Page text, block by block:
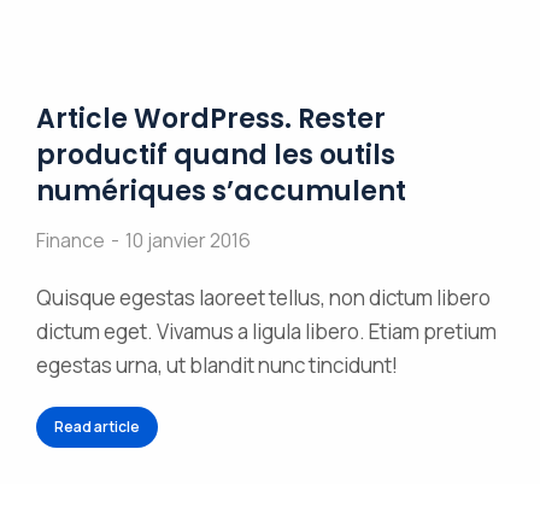
Article WordPress. Rester
productif quand les outils
numériques s’accumulent
Finance 10 janvier 2016
Quisque egestas laoreet tellus, non dictum libero
dictum eget. Vivamus a ligula libero. Etiam pretium
egestas urna, ut blandit nunc tincidunt!
Read article